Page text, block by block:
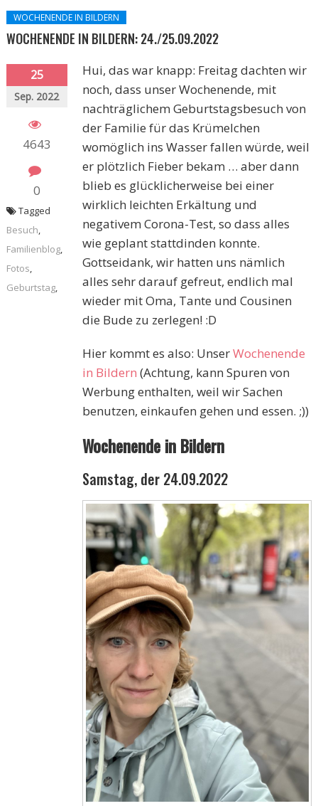
WOCHENENDE IN BILDERN
WOCHENENDE IN BILDERN: 24./25.09.2022
25
Sep. 2022
4643
0
Hui, das war knapp: Freitag dachten wir
noch, dass unser Wochenende, mit
nachträglichem Geburtstagsbesuch von
der Familie für das Krümelchen
womöglich ins Wasser fallen würde, weil
er plötzlich Fieber bekam … aber dann
blieb es glücklicherweise bei einer
wirklich leichten Erkältung und
negativem Corona-Test, so dass alles
wie geplant stattdinden konnte.
Gottseidank, wir hatten uns nämlich
alles sehr darauf gefreut, endlich mal
wieder mit Oma, Tante und Cousinen
die Bude zu zerlegen! :D
Hier kommt es also: UnserWochenende
in Bildern (Achtung, kann Spuren von
Werbung enthalten, weil wir Sachen
benutzen, einkaufen gehen und essen. ;))
Wochenende in Bildern
Samstag, der 24.09.2022
Tagged
Besuch,
Familienblog,
Fotos,
Geburtstag,